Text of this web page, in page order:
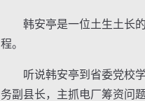
韩安亭是一位土生土长的
程。
听说韩安亭到省委党校学
务副县长，主抓电厂筹资问题